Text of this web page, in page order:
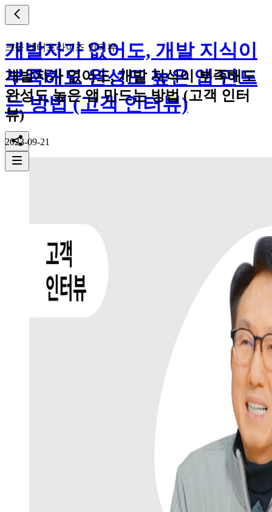
개발자가 없어도, 개발 지식이
부족해도 완성도 높은 앱 만드
는 방법 (고객 인터뷰)
크몽 엔터프라이즈 인터뷰
개발자가 없어도, 개발 지식이 부족해도
완성도 높은 앱 만드는 방법 (고객 인터
뷰)
2023-09-21